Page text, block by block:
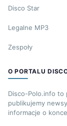
Disco Star
Legalne MP3
Zespoły
O PORTALU
Disco-Polo.info to
publikujemy
informacje o